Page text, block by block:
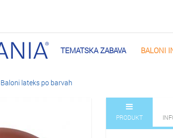
TEMATSKA ZABAVA BALONI
Baloni lateks po barvah
PRODUKT